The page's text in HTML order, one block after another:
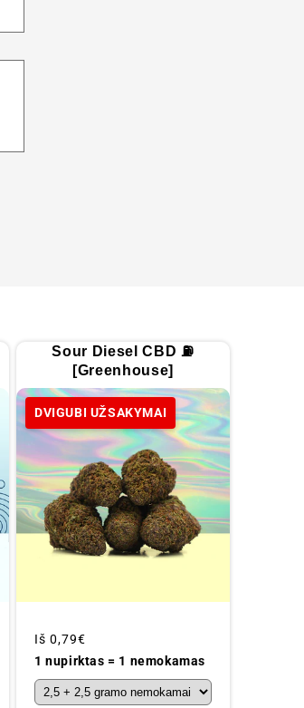
Sour Diesel CBD ⛽
[Greenhouse]
DVIGUBI UŽSAKYMAI
Įprastinė
kaina
Iš 0,79€
1 nupirktas = 1 nemokamas